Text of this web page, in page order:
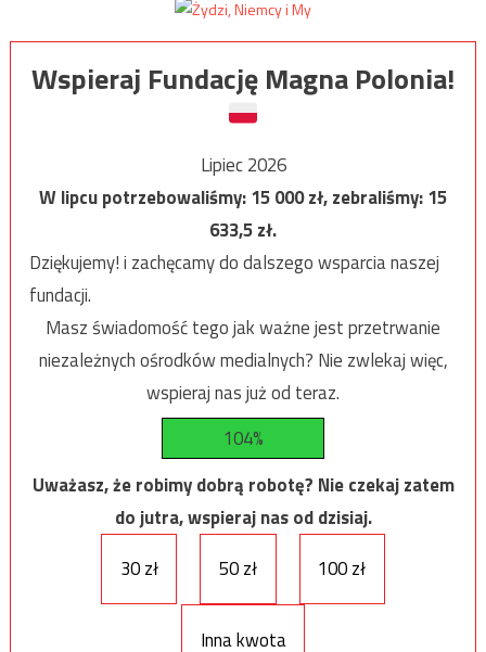
Wspieraj Fundację Magna Polonia!
Lipiec 2026
W lipcu potrzebowaliśmy:15 000zł, zebraliśmy:15
633,5zł.
Dziękujemy! i zachęcamy do dalszego wsparcia naszej
fundacji.
Masz świadomość tego jak ważne jest przetrwanie
niezależnych ośrodków medialnych? Nie zwlekaj więc,
wspieraj nas już od teraz.
104%
Uważasz, że robimy dobrą robotę? Nie czekaj zatem
do jutra, wspieraj nas od dzisiaj.
30 zł
50 zł 100 zł
Inna kwota